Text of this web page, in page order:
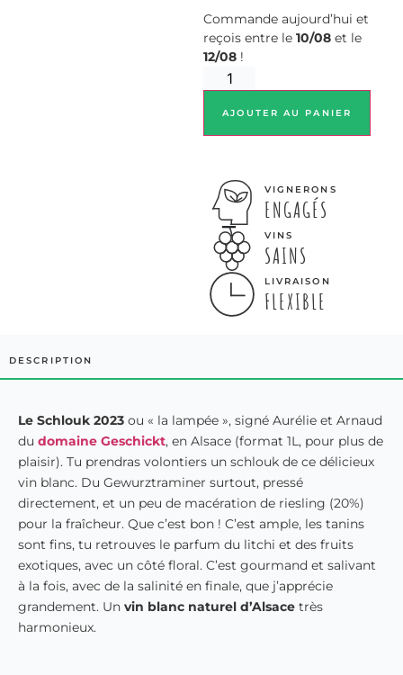
Commande aujourd’hui et
reçois entre le10/08 et le
12/08 !
AJOUTER AU PANIER
VIGNERONS
ENGAGÉS
VINS
SAINS
LIVRAISON
FLEXIBLE
DESCRIPTION
Le Schlouk 2023 ou « la lampée », signé Aurélie et Arnaud
du domaine Geschickt, en Alsace (format 1L, pour plus de
plaisir). Tu prendras volontiers un schlouk de ce délicieux
vin blanc. Du Gewurztraminer surtout, pressé
directement, et un peu de macération de riesling (20%)
pour la fraîcheur. Que c’est bon ! C’est ample, les tanins
sont fins, tu retrouves le parfum du litchi et des fruits
exotiques, avec un côté floral. C’est gourmand et salivant
à la fois, avec de la salinité en finale, que j’apprécie
grandement. Un vin blanc naturel d’Alsace très
harmonieux.